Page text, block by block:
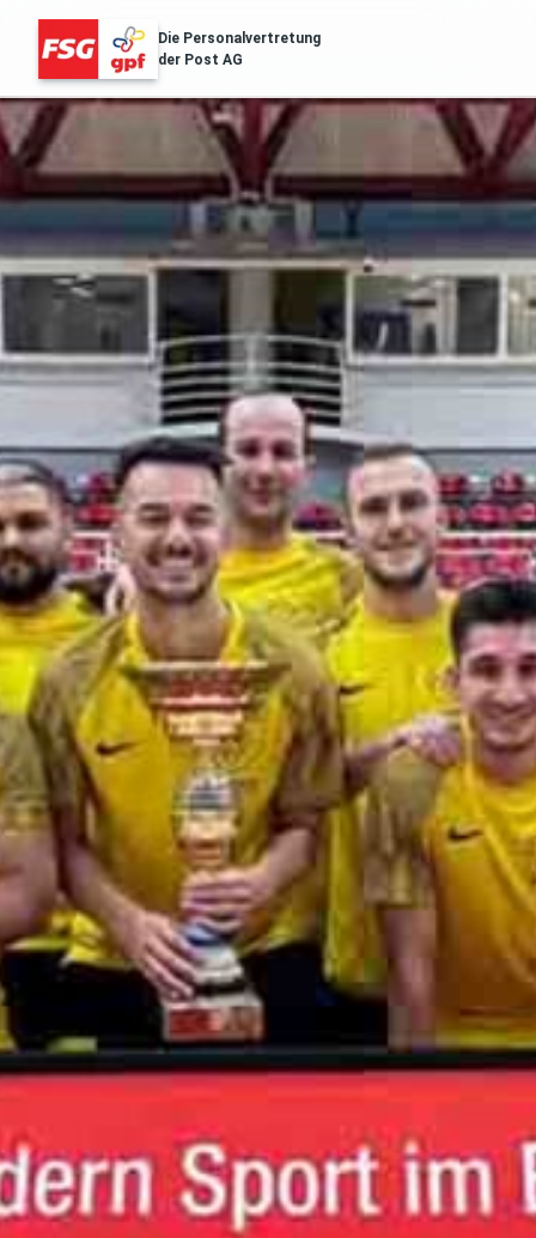
Die Personalvertretung
der Post AG
Über Uns
Filialnetz
Regionales
Gesundheit
Services
Aussendungen
Archiv der Aussendungen des ZA
Gehaltstabellen
Die aktuellen Gehaltstabellen
Zentralausschuss Aktuell
Archiv des Magazins des ZA
Ermäßigungen
Ermäßigte Angebote unserer Partner
Anträge & Formulare
Verzeichnis zum Download
Pensionisten
Aktuelles speziell für Pensionisten
Meine Mitgliedschaft
Hast du eine Frage zur Mitgliedschaft?
Mitglied werden
Online Formular der gpf
Kontakt
Hast du eine Frage an uns?
Newsletter
Bleibe auf dem Laufenden
POST.SOZIAL